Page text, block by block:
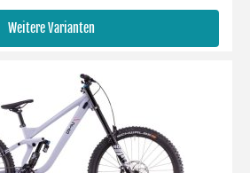
Weitere Varianten